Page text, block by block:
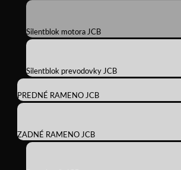
Silentblok motora JCB
Silentblok prevodovky JCB
PREDNÉ RAMENO JCB
ZADNÉ RAMENO JCB